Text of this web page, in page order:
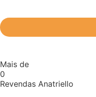
Mais de
0
Revendas Anatriello